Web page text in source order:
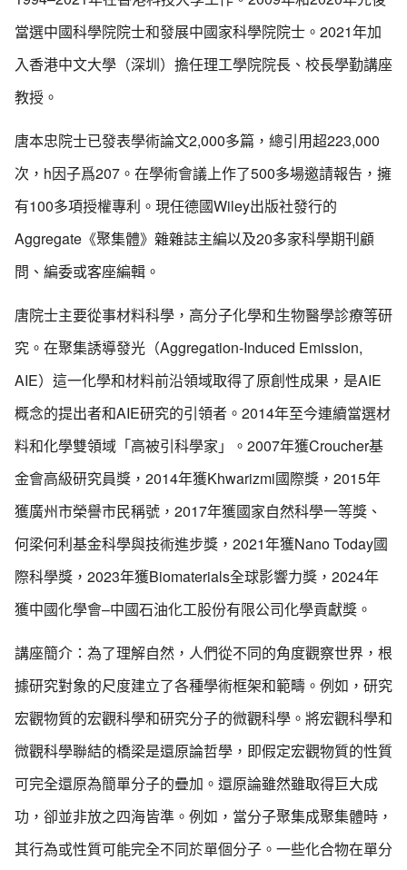
當選中國科學院院士和發展中國家科學院院士。2021年加
入香港中文大學（深圳）擔任理工學院院長、校長學勤講座
教授。
唐本忠院士已發表學術論文2,000多篇，總引用超223,000
次，h因子爲207。在學術會議上作了500多場邀請報告，擁
有100多項授權專利。現任德國Wiley出版社發行的
Aggregate《聚集體》雜雜誌主編以及20多家科學期刊顧
問、編委或客座編輯。
唐院士主要從事材料科學，高分子化學和生物醫學診療等研
究。在聚集誘導發光（Aggregation-Induced Emission,
AIE）這一化學和材料前沿領域取得了原創性成果，是AIE
概念的提出者和AIE研究的引領者。2014年至今連續當選材
料和化學雙領域「高被引科學家」。2007年獲Croucher基
金會高級研究員獎，2014年獲Khwarizmi國際獎，2015年
獲廣州市榮譽市民稱號，2017年獲國家自然科學一等獎、
何梁何利基金科學與技術進步獎，2021年獲Nano Today國
際科學獎，2023年獲Biomaterials全球影響力獎，2024年
獲中國化學會–中國石油化工股份有限公司化學貢獻獎。
講座簡介：為了理解自然，人們從不同的角度觀察世界，根
據研究對象的尺度建立了各種學術框架和範疇。例如，研究
宏觀物質的宏觀科學和研究分子的微觀科學。將宏觀科學和
微觀科學聯結的橋梁是還原論哲學，即假定宏觀物質的性質
可完全還原為簡單分子的疊加。還原論雖然雖取得巨大成
功，卻並非放之四海皆準。例如，當分子聚集成聚集體時，
其行為或性質可能完全不同於單個分子。一些化合物在單分